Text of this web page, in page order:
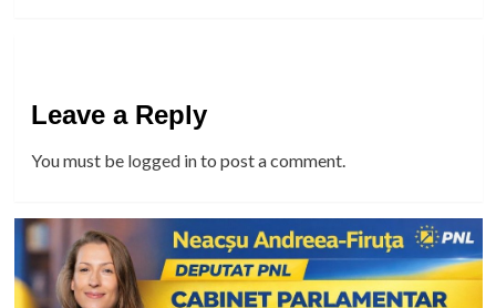
Leave a Reply
You must be logged into post a comment.